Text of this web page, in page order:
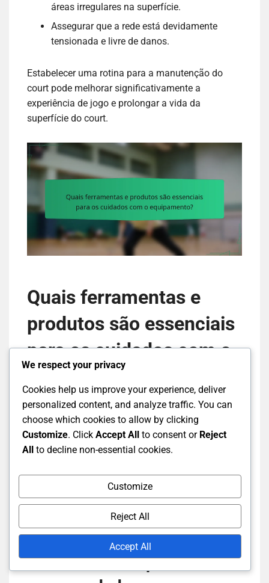
áreas irregulares na superfície.
Assegurar que a rede está devidamente
tensionada e livre de danos.
Estabelecer uma rotina para a manutenção do
court pode melhorar significativamente a
experiência de jogo e prolongar a vida da
superfície do court.
Quais ferramentas e
produtos são essenciais
para os cuidados com o
equipamento?
As ferramentas e produtos essenciais para os
cuidados
com o
equipamento de badminton
incluem suprimentos de limpeza para raquetes,
court e soluções de armazenamento adequadas.
Estes itens ajudam a prolongar a vida do seu
equipamento e a garantir condições de jogo
Produtos de limpeza
We respect your privacy
Cookies help us improve your experience, deliver
personalized content, and analyze traffic. You can
choose which cookies to allow by clicking
Customize. Click Accept All to consent or Reject
All to decline non-essential cookies.
Customize
Reject All
Accept All